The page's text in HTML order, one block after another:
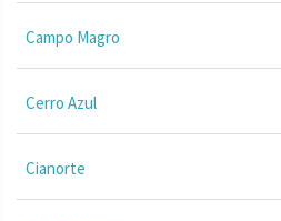
Campo Magro
Cerro Azul
Cianorte